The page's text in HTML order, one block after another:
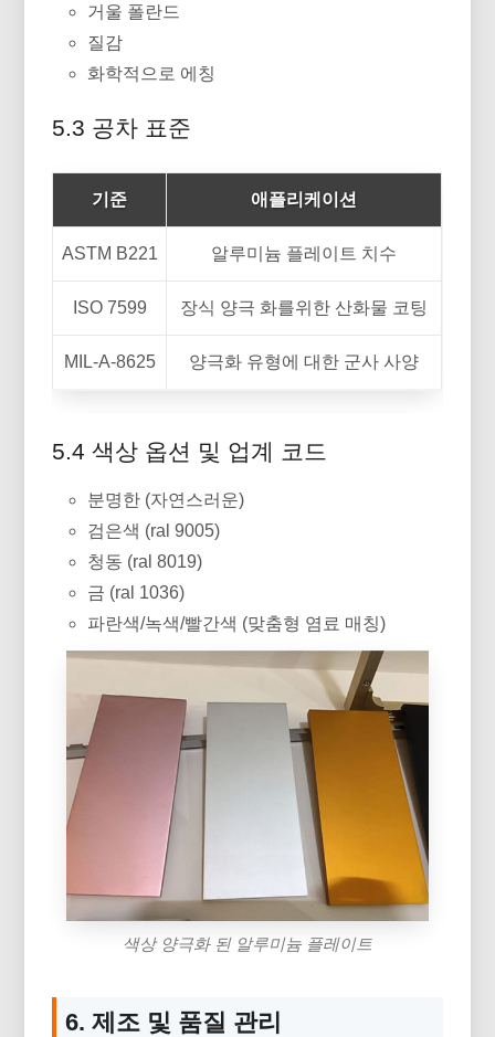
거울 폴란드
질감
화학적으로 에칭
5.3 공차 표준
기준 애플리케이션
ASTM B221 알루미늄 플레이트 치수
ISO 7599 장식 양극 화를위한 산화물 코팅
MIL-A-8625 양극화 유형에 대한 군사 사양
5.4 색상 옵션 및 업계 코드
분명한 (자연스러운)
검은색 (ral 9005)
청동 (ral 8019)
금 (ral 1036)
파란색/녹색/빨간색 (맞춤형 염료 매칭)
색상 양극화 된 알루미늄 플레이트
6. 제조 및 품질 관리